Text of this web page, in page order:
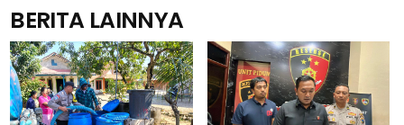
BERITA LAINNYA